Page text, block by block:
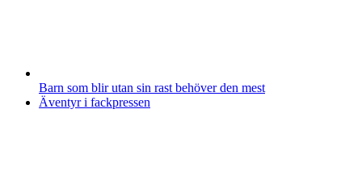
Barn som blir utan sin rast behöver den mest
Äventyr i fackpressen